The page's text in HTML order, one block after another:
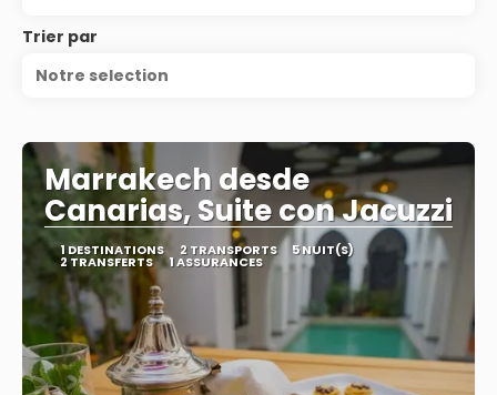
Trier par
Notre selection
Marrakech desde
Canarias, Suite con Jacuzzi
1 DESTINATIONS 2 TRANSPORTS 5 NUIT(S)
2 TRANSFERTS 1 ASSURANCES